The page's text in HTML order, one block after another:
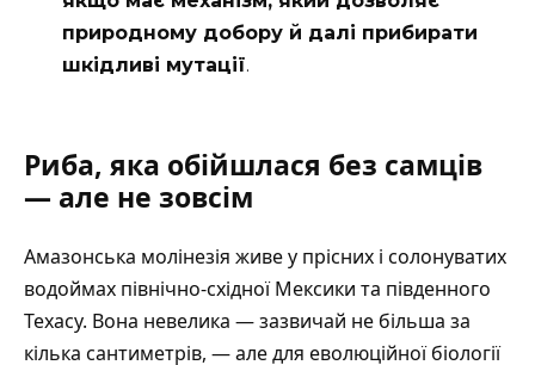
природному добору й далі прибирати
шкідливі мутації.
Риба, яка обійшлася без самців
— але не зовсім
Амазонська молінезія живе у прісних і солонуватих
водоймах північно-східної Мексики та південного
Техасу. Вона невелика — зазвичай не більша за
кілька сантиметрів, — але для еволюційної біології